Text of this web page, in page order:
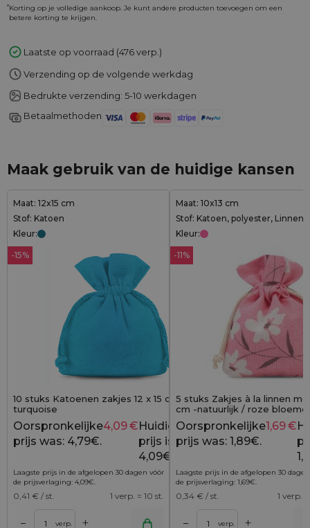
*Korting op je volledige aankoop. Je kunt andere producten toevoegen om een
betere korting te krijgen.
Laatste op voorraad (476 verp.)
Verzending op de volgende werkdag
Bedrukte verzending: 5-10 werkdagen
Betaalmethoden
Maak gebruik van de huidige kansen
Maat: 12x15 cm
Stof: Katoen
Kleur:
-15%
10 stuks Katoenen zakjes 12 x 15 cm -
turquoise
4,79 €
Oorspronkelijke
prijs was: 4,79€.
4,09€Huidige
prijs is:
4,09€.
Laagste prijs in de afgelopen 30 dagen vóór
de prijsverlaging: 4,09€.
0,41 € / st. 1 verp. = 10 st.
– verp. +
Maat: 10x13 cm
Stof: Katoen, polyester, Linnen
Kleur:
-11%
5 stuks Zakjes à la linnen
cm -natuurlijk / roze
Oorspronkelijke
prijs was: 1,89€.
1,69€
Laagste prijs in de afgelopen 30
de prijsverlaging: 1,69€.
0,34 € / st. 1 verp.
– verp. +
Toevoegen aan winkelwagen Toevoegen aan